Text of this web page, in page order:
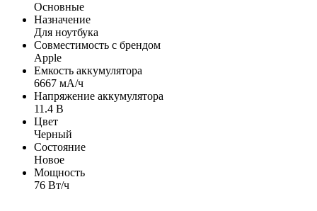
Основные
Назначение
Для ноутбука
Совместимость с брендом
Apple
Емкость аккумулятора
6667 мА/ч
Напряжение аккумулятора
11.4 В
Цвет
Черный
Состояние
Новое
Мощность
76 Вт/ч